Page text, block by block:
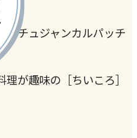
コチュジャンカルパッチ
が趣味の［ちいころ］